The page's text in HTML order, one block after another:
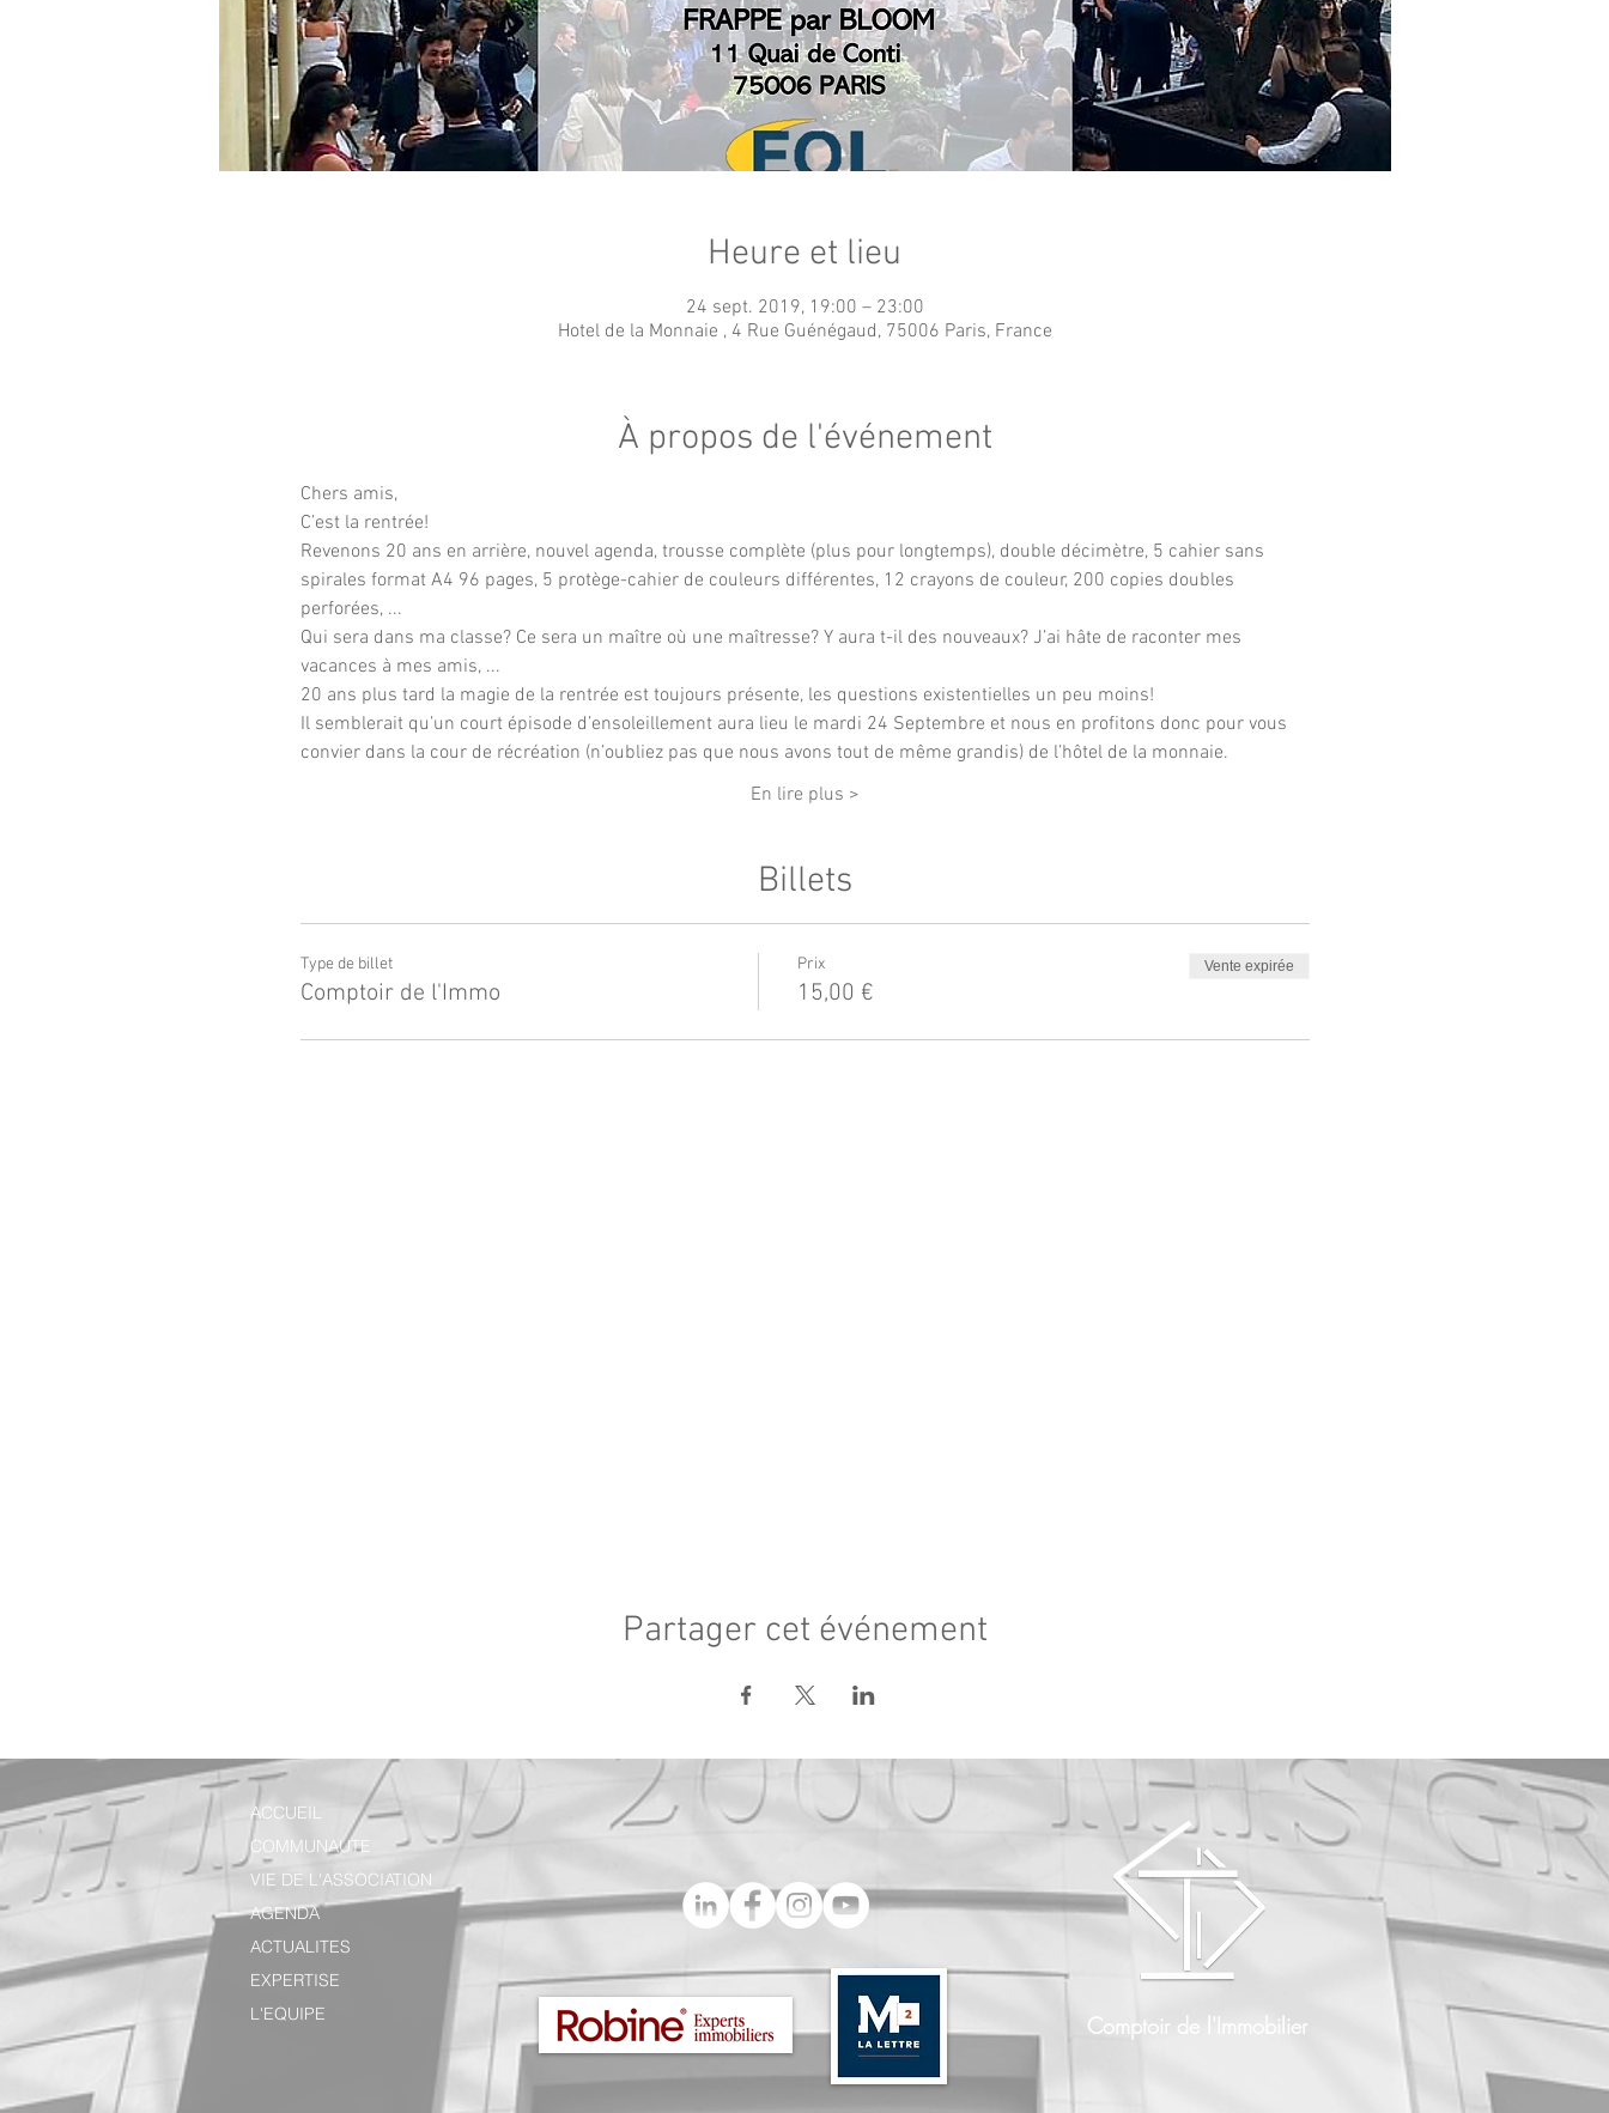
Heure et lieu
24 sept. 2019, 19:00 – 23:00
Hotel de la Monnaie , 4 Rue Guénégaud, 75006 Paris, France
À propos de l'événement
Chers amis,
C’est la rentrée!
Revenons 20 ans en arrière, nouvel agenda, trousse complète (plus pour longtemps), double décimètre, 5 cahier sans
spirales format A4 96 pages, 5 protège-cahier de couleurs différentes, 12 crayons de couleur, 200 copies doubles
perforées, ...
Qui sera dans ma classe? Ce sera un maître où une maîtresse? Y aura t-il des nouveaux? J’ai hâte de raconter mes
vacances à mes amis, ...
20 ans plus tard la magie de la rentrée est toujours présente, les questions existentielles un peu moins!
Il semblerait qu’un court épisode d’ensoleillement aura lieu le mardi 24 Septembre et nous en profitons donc pour vous
convier dans la cour de récréation (n’oubliez pas que nous avons tout de même grandis) de l’hôtel de la monnaie.
En lire plus >
Billets
Type de billet
Comptoir de l'Immo
Prix
15,00 €
Vente expirée
Partager cet événement
ACCUEIL
COMMUNAUTE
VIE DE L'ASSOCIATION
AGENDA
ACTUALITES
EXPERTISE
L'EQUIPE
Comptoir de l'Immobilier